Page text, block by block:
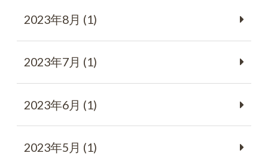
2023年8月 (1)
2023年7月 (1)
2023年6月 (1)
2023年5月 (1)